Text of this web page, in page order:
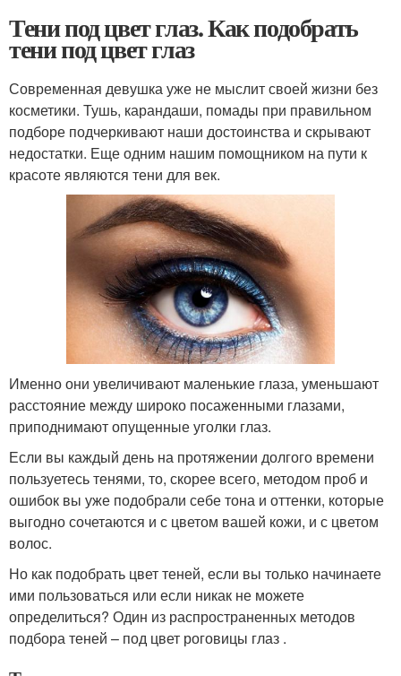
Тени под цвет глаз. Как подобрать
тени под цвет глаз
Современная девушка уже не мыслит своей жизни без
косметики. Тушь, карандаши, помады при правильном
подборе подчеркивают наши достоинства и скрывают
недостатки. Еще одним нашим помощником на пути к
красоте являются тени для век.
Именно они увеличивают маленькие глаза, уменьшают
расстояние между широко посаженными глазами,
приподнимают опущенные уголки глаз.
Если вы каждый день на протяжении долгого времени
пользуетесь тенями, то, скорее всего, методом проб и
ошибок вы уже подобрали себе тона и оттенки, которые
выгодно сочетаются и с цветом вашей кожи, и с цветом
волос.
Но как подобрать цвет теней, если вы только начинаете
ими пользоваться или если никак не можете
определиться? Один из распространенных методов
подбора теней – под цвет роговицы глаз .